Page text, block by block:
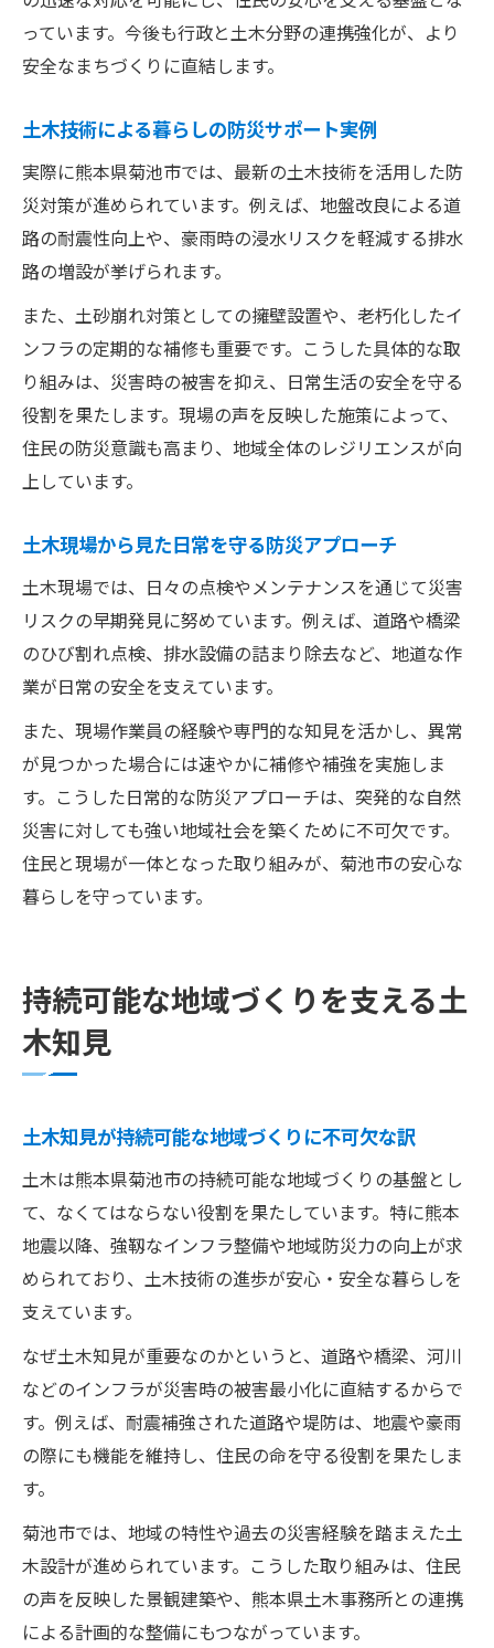
っています。今後も行政と土木分野の連携強化が、より
安全なまちづくりに直結します。
土木技術による暮らしの防災サポート実例
実際に熊本県菊池市では、最新の土木技術を活用した防
災対策が進められています。例えば、地盤改良による道
路の耐震性向上や、豪雨時の浸水リスクを軽減する排水
路の増設が挙げられます。
また、土砂崩れ対策としての擁壁設置や、老朽化したイ
ンフラの定期的な補修も重要です。こうした具体的な取
り組みは、災害時の被害を抑え、日常生活の安全を守る
役割を果たします。現場の声を反映した施策によって、
住民の防災意識も高まり、地域全体のレジリエンスが向
上しています。
土木現場から見た日常を守る防災アプローチ
土木現場では、日々の点検やメンテナンスを通じて災害
リスクの早期発見に努めています。例えば、道路や橋梁
のひび割れ点検、排水設備の詰まり除去など、地道な作
業が日常の安全を支えています。
また、現場作業員の経験や専門的な知見を活かし、異常
が見つかった場合には速やかに補修や補強を実施しま
す。こうした日常的な防災アプローチは、突発的な自然
災害に対しても強い地域社会を築くために不可欠です。
住民と現場が一体となった取り組みが、菊池市の安心な
暮らしを守っています。
持続可能な地域づくりを支える土
木知見
土木知見が持続可能な地域づくりに不可欠な訳
土木は熊本県菊池市の持続可能な地域づくりの基盤とし
て、なくてはならない役割を果たしています。特に熊本
地震以降、強靱なインフラ整備や地域防災力の向上が求
められており、土木技術の進歩が安心・安全な暮らしを
支えています。
なぜ土木知見が重要なのかというと、道路や橋梁、河川
などのインフラが災害時の被害最小化に直結するからで
す。例えば、耐震補強された道路や堤防は、地震や豪雨
の際にも機能を維持し、住民の命を守る役割を果たしま
す。
菊池市では、地域の特性や過去の災害経験を踏まえた土
木設計が進められています。こうした取り組みは、住民
の声を反映した景観建築や、熊本県土木事務所との連携
による計画的な整備にもつながっています。